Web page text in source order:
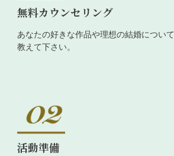
無料カウンセリング
あなたの好きな作品や理想の結婚について
教えて下さい。
活動準備